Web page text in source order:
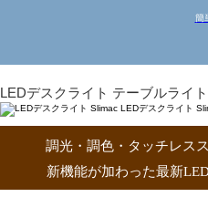
簡
LEDデスクライト テーブルライ
調光・調色・タッチレス
新機能が加わった最新LED